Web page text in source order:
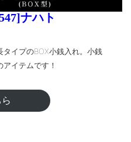
ナハト
イプのBOX小銭入れ。小銭
イテムです！